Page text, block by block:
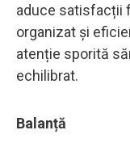
aduce satisfacții
organizat și
atenție sporită
echilibrat.
Balanță